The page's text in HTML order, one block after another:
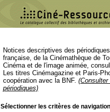
Notices descriptives des
française, de la Cinémathèque de
Cinéma et de l'image animée,
Les titres Cinémagazine et Paris-
coopération avec la BNF.
périodiques)
Sélectionner les critères de